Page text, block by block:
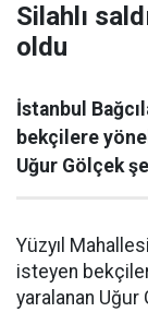
Silahlı
oldu
İstanbul
bekçilere
Uğur Gölçek
Yüzyıl
isteyen
yaralanan